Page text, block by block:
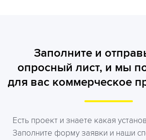
Заполните и
опросный лист, и мы
для вас коммерческое
Есть проект и знаете какая
Заполните форму заявки и наши